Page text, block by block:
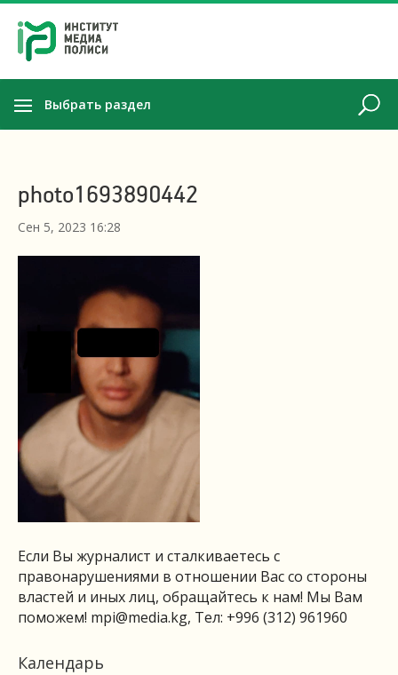
Выбрать раздел
photo1693890442
Сен 5, 2023 16:28
Если Вы журналист и сталкиваетесь с
правонарушениями в отношении Вас со стороны
властей и иных лиц, обращайтесь к нам! Мы Вам
поможем! mpi@media.kg, Тел: +996 (312) 961960
Календарь